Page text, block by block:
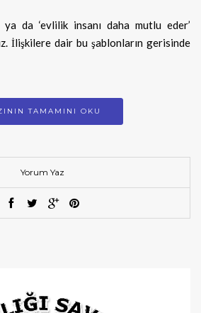
ya da ‘evlilik insanı daha mutlu eder’
İlişkilere dair bu şablonların gerisinde
TAMAMINI OKU
Yorum Yaz